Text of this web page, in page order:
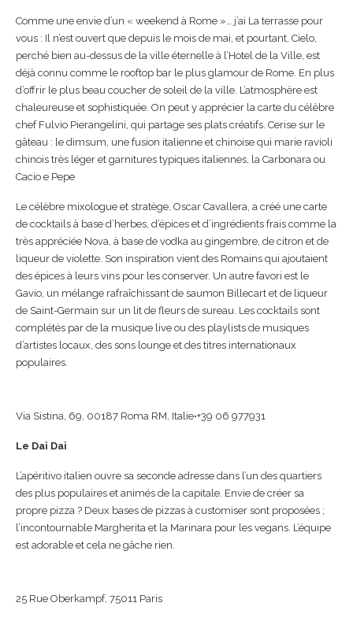
Comme une envie d’un « weekend à Rome »… j’ai La terrasse pour
vous : Il n’est ouvert que depuis le mois de mai, et pourtant, Cielo,
perché bien au-dessus de la ville éternelle à l’Hotel de la Ville, est
déjà connu comme le rooftop bar le plus glamour de Rome. En plus
d’offrir le plus beau coucher de soleil de la ville. L’atmosphère est
chaleureuse et sophistiquée. On peut y apprécier la carte du célèbre
chef Fulvio Pierangelini, qui partage ses plats créatifs. Cerise sur le
gâteau : le dimsum, une fusion italienne et chinoise qui marie ravioli
chinois très léger et garnitures typiques italiennes, la Carbonara ou
Cacio e Pepe
Le célèbre mixologue et stratège, Oscar Cavallera, a créé une carte
de cocktails à base d’herbes, d’épices et d’ingrédients frais comme la
très appréciée Nova, à base de vodka au gingembre, de citron et de
liqueur de violette. Son inspiration vient des Romains qui ajoutaient
des épices à leurs vins pour les conserver. Un autre favori est le
Gavio, un mélange rafraîchissant de saumon Billecart et de liqueur
de Saint-Germain sur un lit de fleurs de sureau. Les cocktails sont
complétés par de la musique live ou des playlists de musiques
d’artistes locaux, des sons lounge et des titres internationaux
populaires.
Via Sistina, 69, 00187 Roma RM, Italie•+39 06 977931
Le Dai Dai
L’apéritivo italien ouvre sa seconde adresse dans l’un des quartiers
des plus populaires et animés de la capitale. Envie de créer sa
propre pizza ? Deux bases de pizzas à customiser sont proposées ;
l’incontournable Margherita et la Marinara pour les vegans. L’équipe
est adorable et cela ne gâche rien.
25 Rue Oberkampf, 75011 Paris